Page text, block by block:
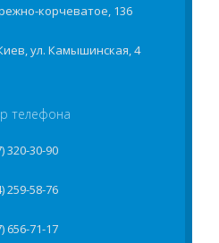
корчеватое, 136
ул. Камышинская, 4
телефона
320-30-90
259-58-76
656-71-17